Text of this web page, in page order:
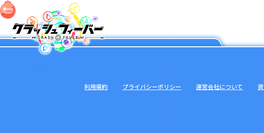
利用規約 プライバシーポリシー 運営会社について